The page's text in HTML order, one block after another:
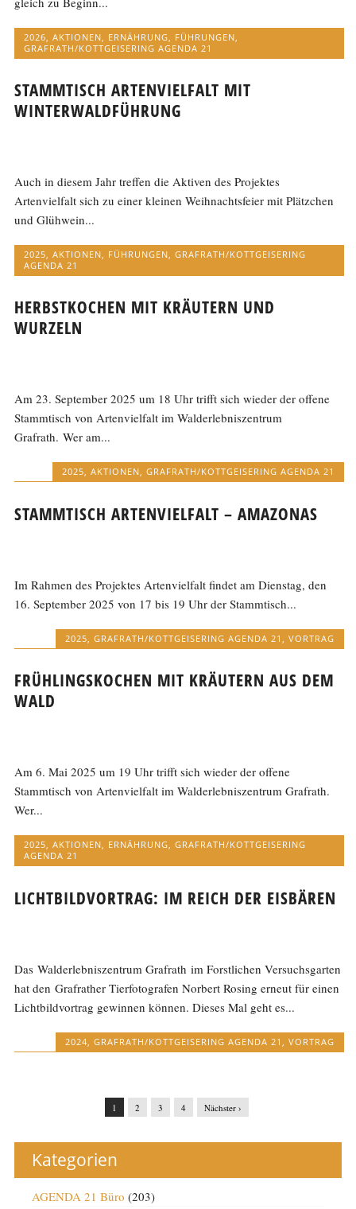
2026 ,AKTIONEN ERNÄHRUNG FÜHRUNGEN
GRAFRATH/KOTTGEISERING AGENDA 21
STAMMTISCH ARTENVIELFALT MIT
WINTERWALDFÜHRUNG
Auch in diesem Jahr treffen die Aktiven des Projektes
Artenvielfalt sich zu einer kleinen Weihnachtsfeier mit Plätzchen
und Glühwein...
2025,AKTIONEN, FÜHRUNGEN,GRAFRATH/KOTTGEISERING
AGENDA 21
HERBSTKOCHEN MIT KRÄUTERN UND
WURZELN
Am 23. September 2025 um 18 Uhr trifft sich wieder der offene
Stammtisch von Artenvielfalt im Walderlebniszentrum
Grafrath. Wer am...
2025, AKTIONEN, GRAFRATH/KOTTGEISERING AGENDA 21
STAMMTISCH ARTENVIELFALT – AMAZONAS
Im Rahmen des Projektes Artenvielfalt findet am Dienstag, den
16. September 2025 von 17 bis 19 Uhr der Stammtisch...
2025 GRAFRATH/KOTTGEISERING AGENDA 21 VORTRAG
FRÜHLINGSKOCHEN MIT KRÄUTERN AUS DEM
WALD
Am 6. Mai 2025 um 19 Uhr trifft sich wieder der offene
Stammtisch von Artenvielfalt im Walderlebniszentrum Grafrath.
Wer...
2025,AKTIONEN, ERNÄHRUNG,GRAFRATH/KOTTGEISERING
AGENDA 21
LICHTBILDVORTRAG: IM REICH DER EISBÄREN
Das Walderlebniszentrum Grafrath im Forstlichen Versuchsgarten
hat den Grafrather Tierfotografen Norbert Rosing erneut für einen
Lichtbildvortrag gewinnen können. Dieses Mal geht es...
2024 GRAFRATH/KOTTGEISERING AGENDA 21 VORTRAG
1 2 3 4 Nächster ›
Kategorien
AGENDA 21 Büro (203)